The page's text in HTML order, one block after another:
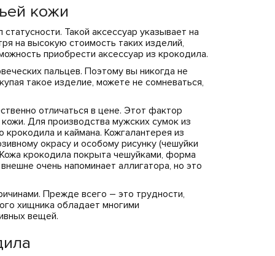
кожи
Такой аксессуар указывает на
на высокую стоимость таких изделий,
приобрести аксессуар из крокодила.
пальцев. Поэтому вы никогда не
такое изделие, можете не сомневаться,
отличаться в цене. Этот фактор
Для производства мужских сумок из
и каймана. Кожгалантерея из
окрасу и особому рисунку (чешуйки
крокодила покрыта чешуйками, форма
очень напоминает аллигатора, но это
Прежде всего – это трудности,
хищника обладает многими
вещей.